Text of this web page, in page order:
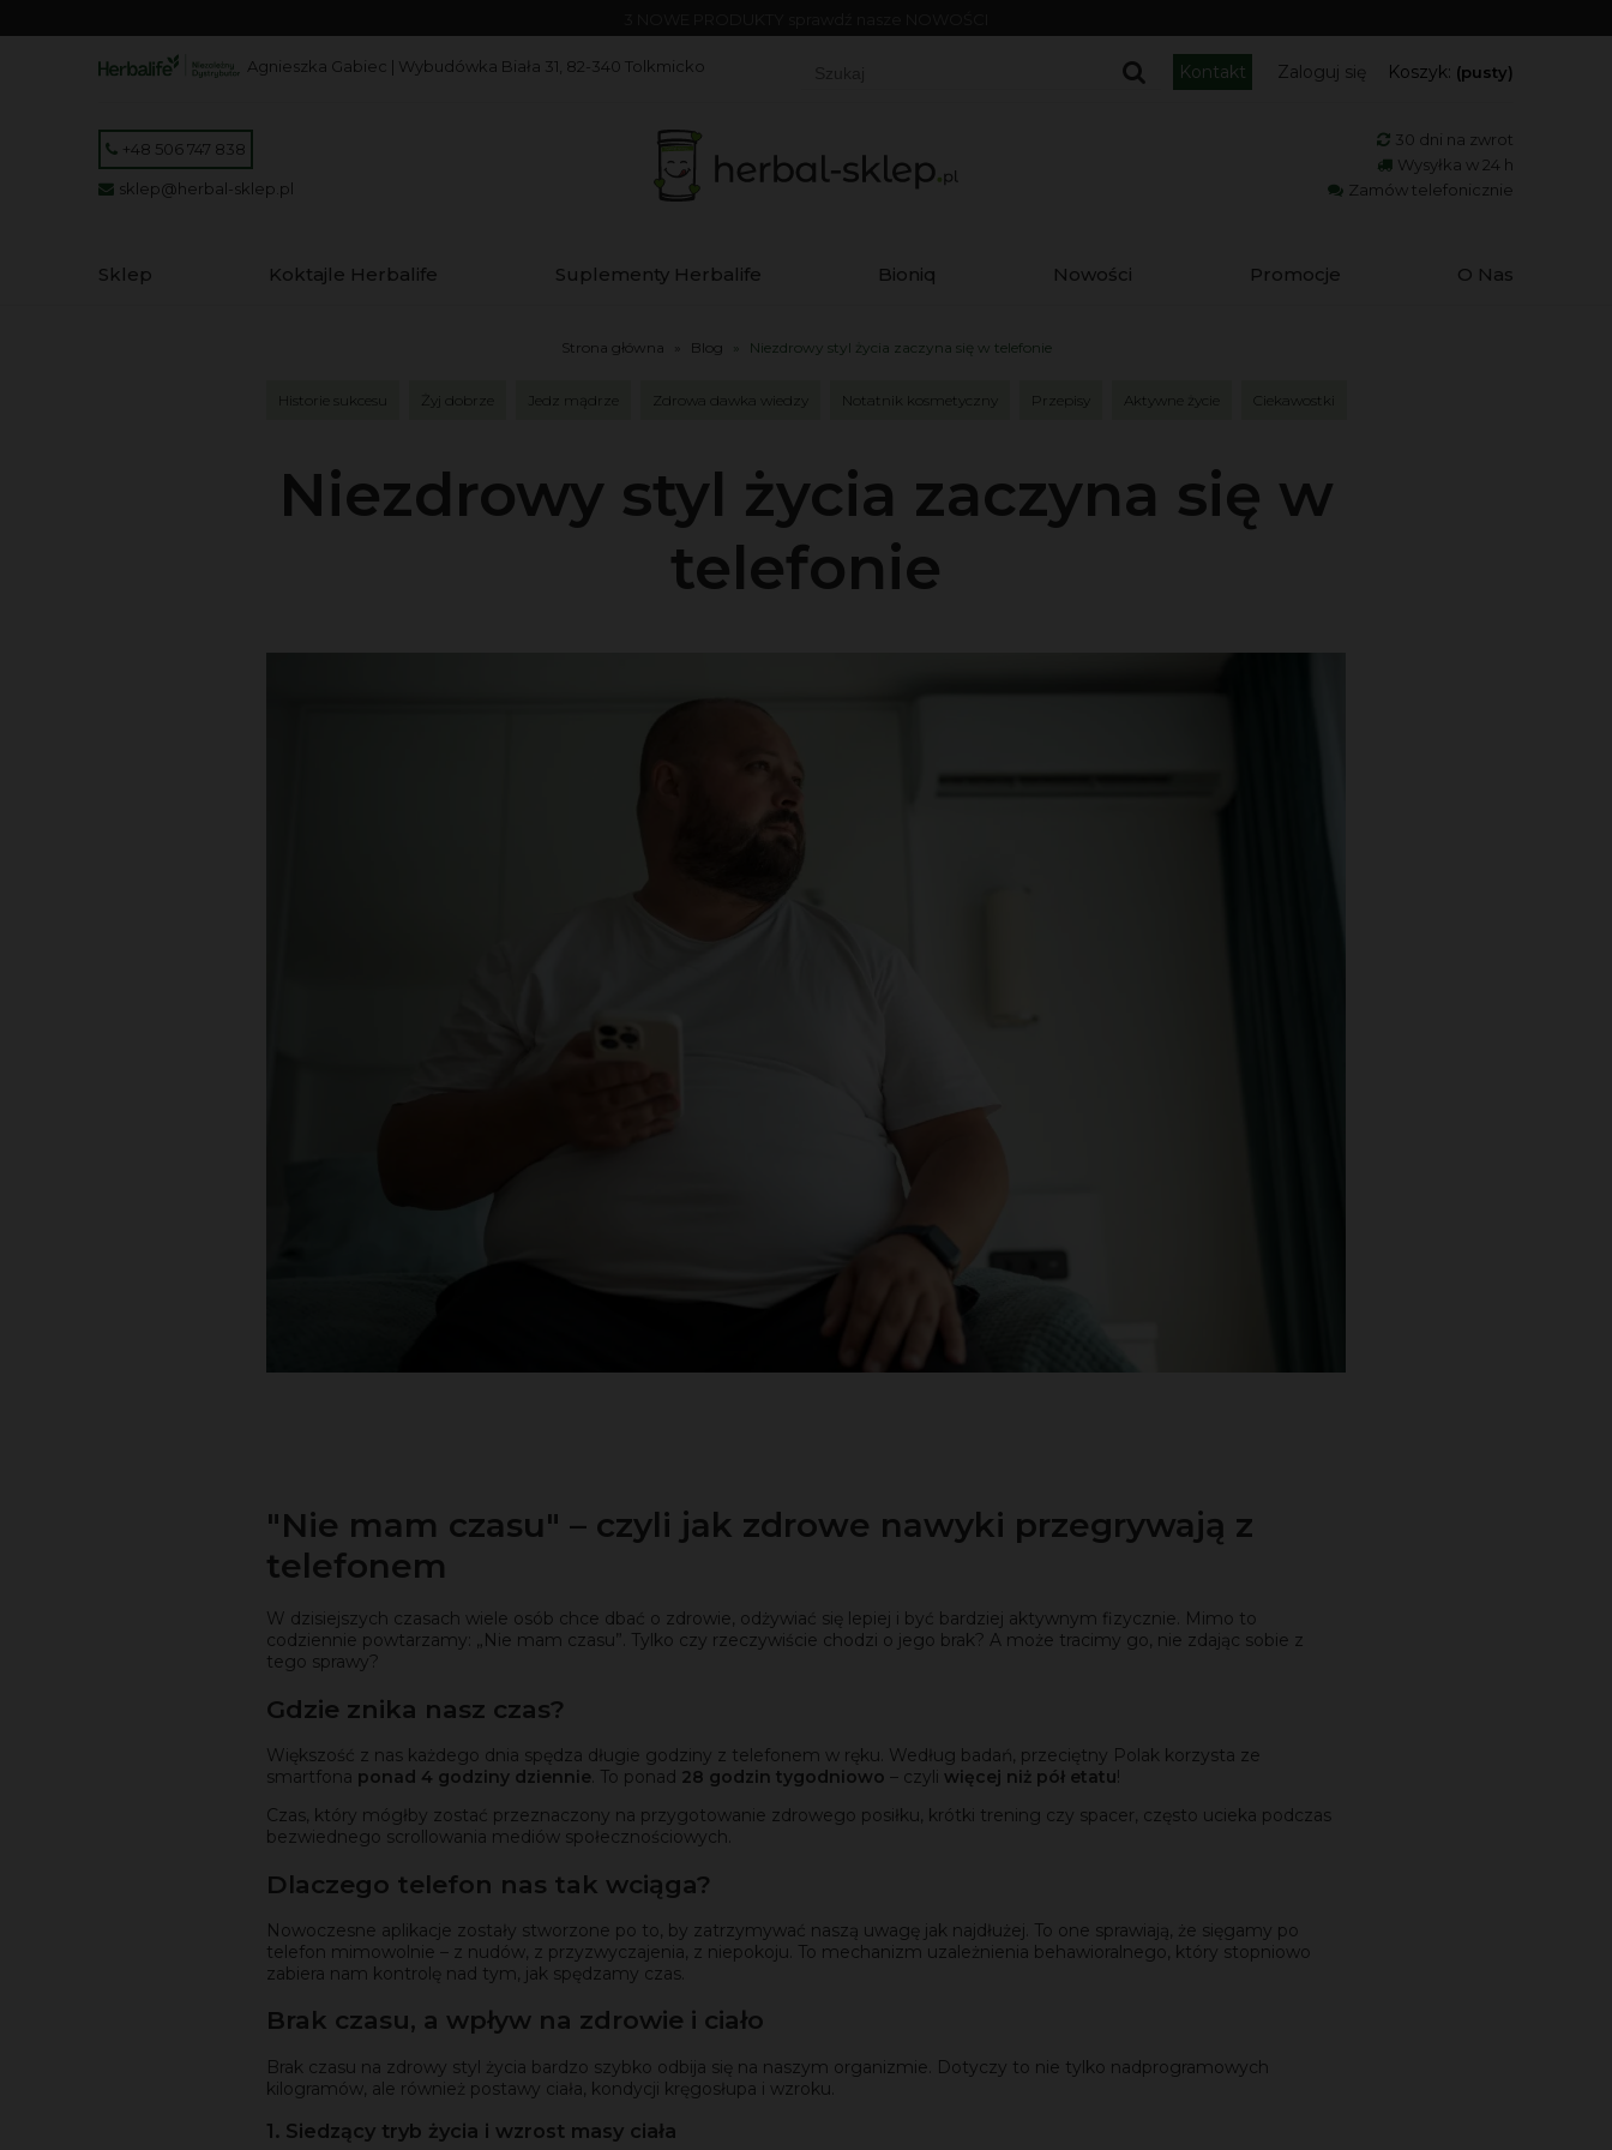
Agnieszka Gabiec | Wybudówka Biała 31, 82-340 Tolkmicko Koszyk: (pusty)
Kontakt Zaloguj się
+48 506 747 838
sklep@herbal-sklep.pl
30 dni na zwrot
Wysyłka w 24 h
Zamów telefonicznie
Sklep Koktajle Herbalife Suplementy Herbalife Bioniq Nowości Promocje O Nas
Strona główna Blog Niezdrowy styl życia zaczyna się w telefonie
Historie sukcesu Żyj dobrze Jedz mądrze Zdrowa dawka wiedzy Notatnik kosmetyczny Przepisy Aktywne życie Ciekawostki
Niezdrowy styl życia zaczyna się w
telefonie
"Nie mam czasu" – czyli jak zdrowe nawyki przegrywają z
telefonem
W dzisiejszych czasach wiele osób chce dbać o zdrowie, odżywiać się lepiej i być bardziej aktywnym fizycznie. Mimo to
codziennie powtarzamy: „Nie mam czasu”. Tylko czy rzeczywiście chodzi o jego brak? A może tracimy go, nie zdając sobie z
tego sprawy?
Gdzie znika nasz czas?
Większość z nas każdego dnia spędza długie godziny z telefonem w ręku. Według badań, przeciętny Polak korzysta ze
smartfona ponad 4 godziny dziennie . To ponad 28 godzin tygodniowo – czyli więcej niż pół etatu!
Czas, który mógłby zostać przeznaczony na przygotowanie zdrowego posiłku, krótki trening czy spacer, często ucieka podczas
bezwiednego scrollowania mediów społecznościowych.
Dlaczego telefon nas tak wciąga?
Nowoczesne aplikacje zostały stworzone po to, by zatrzymywać naszą uwagę jak najdłużej. To one sprawiają, że sięgamy po
telefon mimowolnie – z nudów, z przyzwyczajenia, z niepokoju. To mechanizm uzależnienia behawioralnego, który stopniowo
zabiera nam kontrolę nad tym, jak spędzamy czas.
Brak czasu, a wpływ na zdrowie i ciało
Brak czasu na zdrowy styl życia bardzo szybko odbija się na naszym organizmie. Dotyczy to nie tylko nadprogramowych
kilogramów, ale również postawy ciała, kondycji kręgosłupa i wzroku.
1. Siedzący tryb życia i wzrost masy ciała